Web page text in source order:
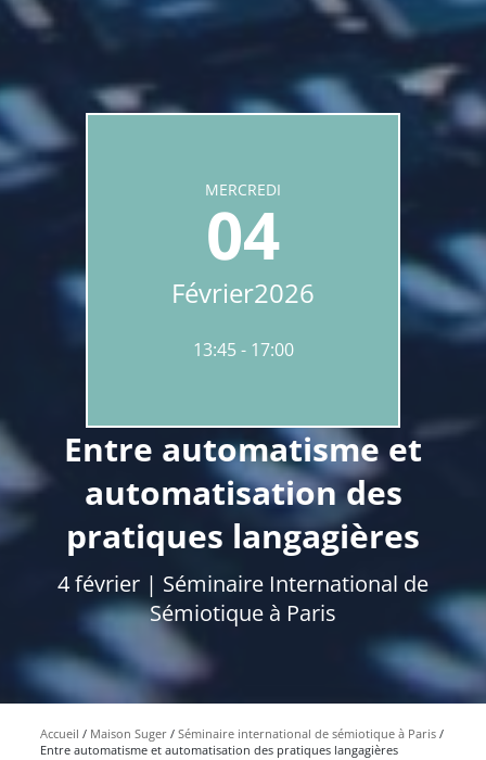
Entre automatisme et
automatisation des
pratiques langagières
4 février | Séminaire International de
Sémiotique à Paris
MERCREDI
04
Février2026
13:45 17:00
Accueil Maison Suger
Séminaire international de sémiotique à Paris
Entre automatisme et automatisation des pratiques langagières